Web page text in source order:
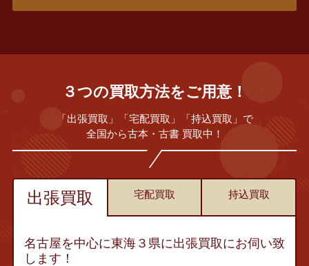
３つの買取方法をご用意！
「出張買取」「宅配買取」「持込買取」で
全国から古本・古書 買取中！
出張買取 宅配買取 持込買取
名古屋を中心に東海３県に出張買取にお伺い致
します！